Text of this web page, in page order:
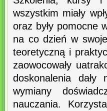
wszystkim miały
oraz były pomocne
na co dzień w
teoretyczną i
zaowocowały
doskonalenia
wymiany
nauczania.